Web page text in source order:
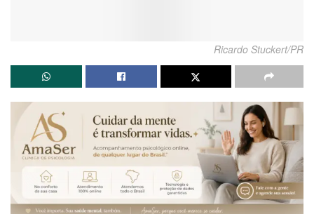
Ricardo Stuckert/PR